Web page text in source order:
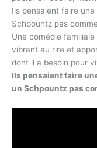
Ils pensaient faire
Schpountz pas
Une comédie
vibrant au rire et
dont il a besoin pour
Ils pensaient faire
un Schpountz pas